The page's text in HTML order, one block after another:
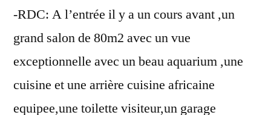
-RDC: A l’entrée il y a un cours avant ,un
grand salon de 80m2 avec un vue
exceptionnelle avec un beau aquarium ,une
cuisine et une arrière cuisine africaine
equipee,une toilette visiteur,un garage